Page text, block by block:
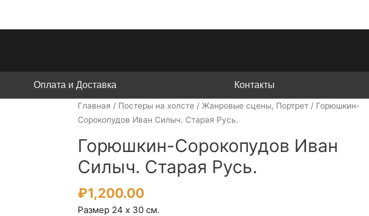
Оплата и Доставка Контакты
Главная / Постеры на холсте/ Жанровые сцены, Портрет/ Горюшкин-
Сорокопудов Иван Силыч. Старая Русь.
Горюшкин-Сорокопудов Иван
Силыч. Старая Русь.
₽1,200.00
Размер 24 х 30 см.